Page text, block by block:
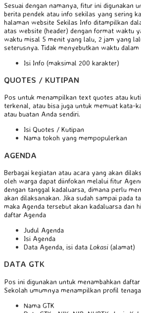
Sesuai dengan namanya, fitur ini digunakan
berita pendek atau info sekilas yang sering
halaman website Sekilas Info ditampilkan
atas website (header) dengan format waktu
waktu misal 5 menit yang lalu, 2 jam yang
seterusnya. Tidak menyebutkan waktu
Isi Info (maksimal 200 karakter)
QUOTES / KUTIPAN
Pos untuk menampilkan text quotes atau
terkenal, atau bisa juga untuk memuat kata-
atau buatan Anda sendiri.
Isi Quotes / Kutipan
Nama tokoh yang mempopulerkan
AGENDA
Berbagai kegiatan atau acara yang akan
oleh warga dapat diinfokan melalui fitur
dengan tanggal kadaluarsa, dimana perlu
akan dilaksanakan. Jika sudah sampai pada
maka Agenda tersebut akan kadaluarsa dan
daftar Agenda
Judul Agenda
Isi Agenda
Data Agenda, isi data Lokasi (alamat)
DATA GTK
Pos ini digunakan untuk menambahkan
Sekolah umumnya menampilkan profil
Nama GTK